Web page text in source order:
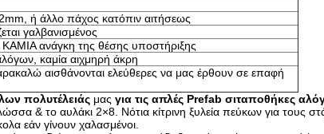
ή άλλο πάχος κατόπιν αιτήσεως
γαλβανισμένος
ανάγκη της θέσης υποστήριξης
καμία αιχμηρή άκρη
αισθάνονται ελεύθερες να μας έρθουν σε επαφή
πολυτέλειάς μας για τις απλές Prefab σιταποθήκες
& το αυλάκι 2×8. Νότια κίτρινη ξυλεία πεύκων για τους
εάν γίνουν χαλασμένοι.